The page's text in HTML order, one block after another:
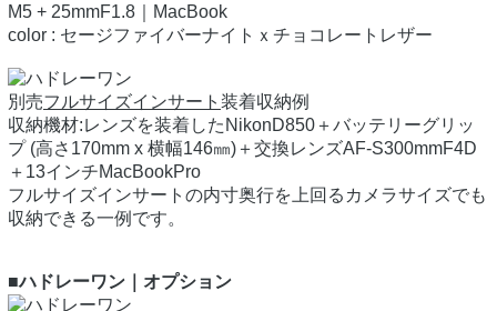
M5 + 25mmF1.8｜MacBook
color : セージファイバーナイトｘチョコレートレザー
別売フルサイズインサート 装着収納例
収納機材:レンズを装着したNikonD850＋バッテリーグリッ
プ (高さ170mm x 横幅146㎜)＋交換レンズAF-S300mmF4D
＋13インチMacBookPro
フルサイズインサートの内寸奥行を上回るカメラサイズでも
収納できる一例です。
■ハドレーワン｜オプション